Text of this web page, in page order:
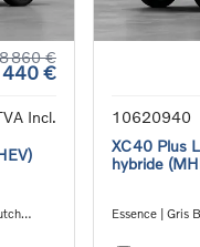
860 €
440 €
Incl.
10620940
XC40 Plus
hybride
Essence | Gris